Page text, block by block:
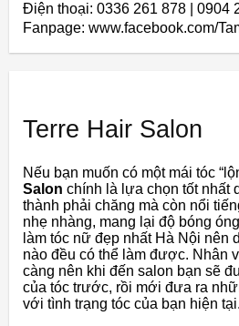
Điện thoại: 0336 261 878 | 0904
Fanpage: www.facebook.com/
Terre Hair Salon
Nếu bạn muốn có một mái tóc
Salon chính là lựa chọn tốt nhất
thành phải chăng mà còn nổi
nhẹ nhàng, mang lại độ bóng
làm tóc nữ đẹp nhất Hà Nội nên
nào đều có thể làm được. Nhân
càng nên khi đến salon bạn sẽ
của tóc trước, rồi mới đưa ra
với tình trạng tóc của bạn hiện tại.